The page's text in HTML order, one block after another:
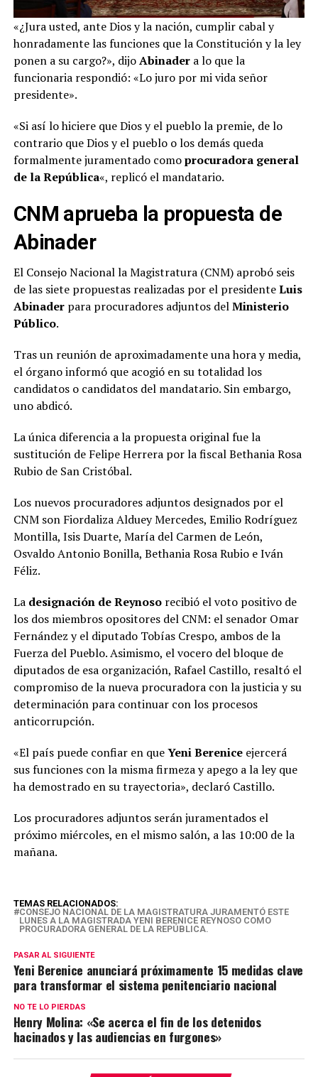
«¿Jura usted, ante Dios y la nación, cumplir cabal y
honradamente las funciones que la Constitución y la ley
ponen a su cargo?», dijoAbinadera lo que la
funcionaria respondió: «Lo juro por mi vida señor
presidente».
«Si así lo hiciere que Dios y el pueblo la premie, de lo
contrario que Dios y el pueblo o los demás queda
formalmente juramentado comoprocuradora general
de la República«, replicó el mandatario.
CNM aprueba la propuesta de
Abinader
El Consejo Nacional la Magistratura (CNM) aprobó seis
de las siete propuestas realizadas por el presidenteLuis
Abinaderpara procuradores adjuntos delMinisterio
Público.
Tras un reunión de aproximadamente una hora y media,
el órgano informó que acogió en su totalidad los
candidatos o candidatos del mandatario. Sin embargo,
uno abdicó.
La única diferencia a la propuesta original fue la
sustitución de Felipe Herrera por la fiscal Bethania Rosa
Rubio de San Cristóbal.
Los nuevos procuradores adjuntos designados por el
CNM son Fiordaliza Alduey Mercedes, Emilio Rodríguez
Montilla, Isis Duarte, María del Carmen de León,
Osvaldo Antonio Bonilla, Bethania Rosa Rubio e Iván
Féliz.
La designación de Reynosorecibió el voto positivo de
los dos miembros opositores del CNM: el senador Omar
Fernández y el diputado Tobías Crespo, ambos de la
Fuerza del Pueblo. Asimismo, el vocero del bloque de
diputados de esa organización, Rafael Castillo, resaltó el
compromiso de la nueva procuradora con la justicia y su
determinación para continuar con los procesos
anticorrupción.
«El país puede confiar en queYeni Bereniceejercerá
sus funciones con la misma firmeza y apego a la ley que
ha demostrado en su trayectoria», declaró Castillo.
Los procuradores adjuntos serán juramentados el
próximo miércoles, en el mismo salón, a las 10:00 de la
mañana.
TEMAS RELACIONADOS:
CONSEJO NACIONAL DE LA MAGISTRATURA JURAMENTÓ ESTE
LUNES A LA MAGISTRADA YENI BERENICE REYNOSO COMO
PROCURADORA GENERAL DE LA REPÚBLICA.
PASAR AL SIGUIENTE
Yeni Berenice anunciará próximamente 15 medidas clave
para transformar el sistema penitenciario nacional
NO TE LO PIERDAS
Henry Molina: «Se acerca el fin de los detenidos
hacinados y las audiencias en furgones»